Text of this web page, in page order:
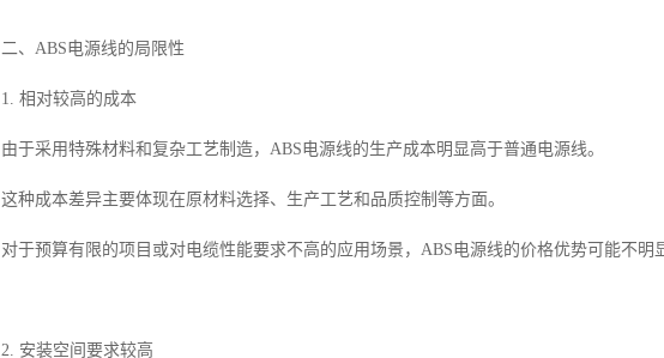
二、ABS电源线的局限性
1. 相对较高的成本
由于采用特殊材料和复杂工艺制造，ABS电源线的生产成本明显高于普通电源线。
这种成本差异主要体现在原材料选择、生产工艺和品质控制等方面。
对于预算有限的项目或对电缆性能要求不高的应用场景，ABS电源线的价格优势可能不明
2. 安装空间要求较高